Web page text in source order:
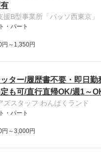
援B型事業所「パッソ西東京」
・パート
円～1,350円
ター/履歴書不要・即日
も可/直行直帰OK/週1～
ズスタッフ わんぱくランド
・パート
円～3,000円